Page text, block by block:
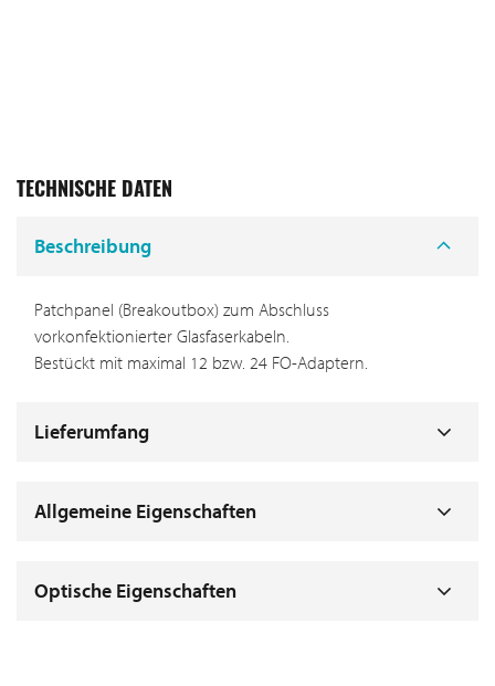
TECHNISCHE DATEN
Beschreibung
Patchpanel (Breakoutbox) zum Abschluss
vorkonfektionierter Glasfaserkabeln.
Bestückt mit maximal 12 bzw. 24 FO-Adaptern.
Lieferumfang
Allgemeine Eigenschaften
Optische Eigenschaften